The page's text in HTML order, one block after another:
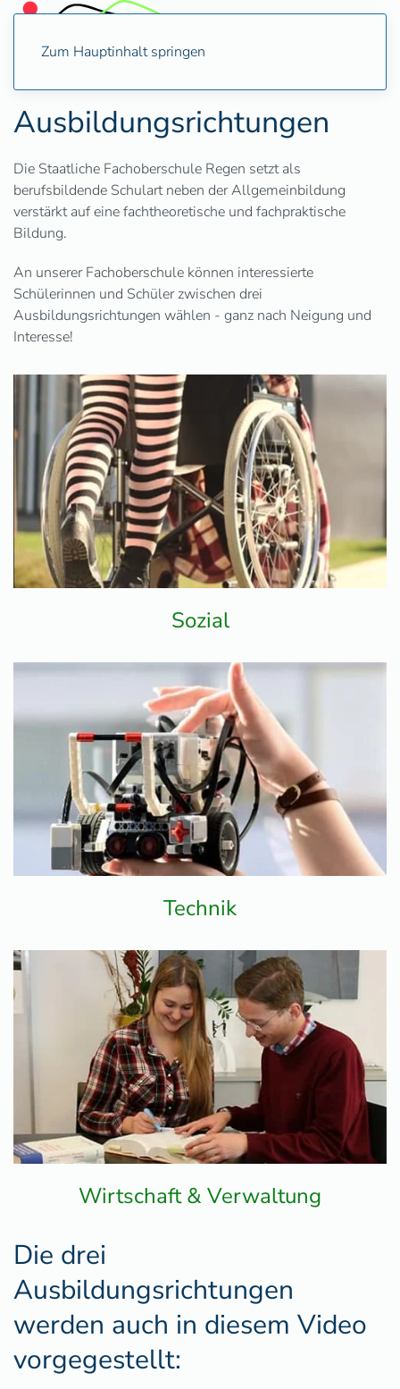
Zum Hauptinhalt springen
Ausbildungsrichtungen
Die Staatliche Fachoberschule Regen setzt als
berufsbildende Schulart neben der Allgemeinbildung
verstärkt auf eine fachtheoretische und fachpraktische
Bildung.
An unserer Fachoberschule können interessierte
Schülerinnen und Schüler zwischen drei
Ausbildungsrichtungen wählen - ganz nach Neigung und
Interesse!
Sozial
Technik
Wirtschaft & Verwaltung
Die drei
Ausbildungsrichtungen
werden auch in diesem Video
vorgegestellt: